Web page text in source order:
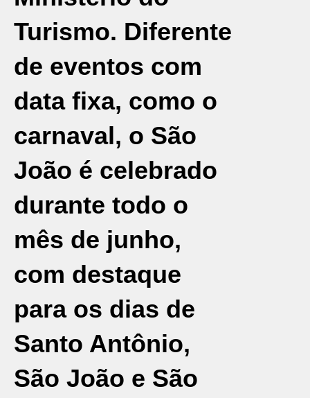
Turismo. Diferente
de eventos com
data fixa, como o
carnaval, o São
João é celebrado
durante todo o
mês de junho,
com destaque
para os dias de
Santo Antônio,
São João e São